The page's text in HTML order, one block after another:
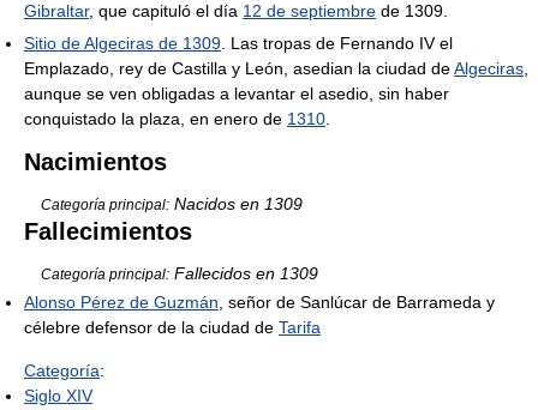
Gibraltar, que capituló el día 12 de septiembre de 1309.
Sitio de Algeciras de 1309 . Las tropas de Fernando IV el
Emplazado, rey de Castilla y León, asedian la ciudad deAlgeciras
aunque se ven obligadas a levantar el asedio, sin haber
conquistado la plaza, en enero de 1310
Nacimientos
Categoría principal: Nacidos en 1309
Fallecimientos
Categoría principal: Fallecidos en 1309
Alonso Pérez de Guzmán , señor de Sanlúcar de Barrameda y
célebre defensor de la ciudad de Tarifa
Categoría:
Siglo XIV